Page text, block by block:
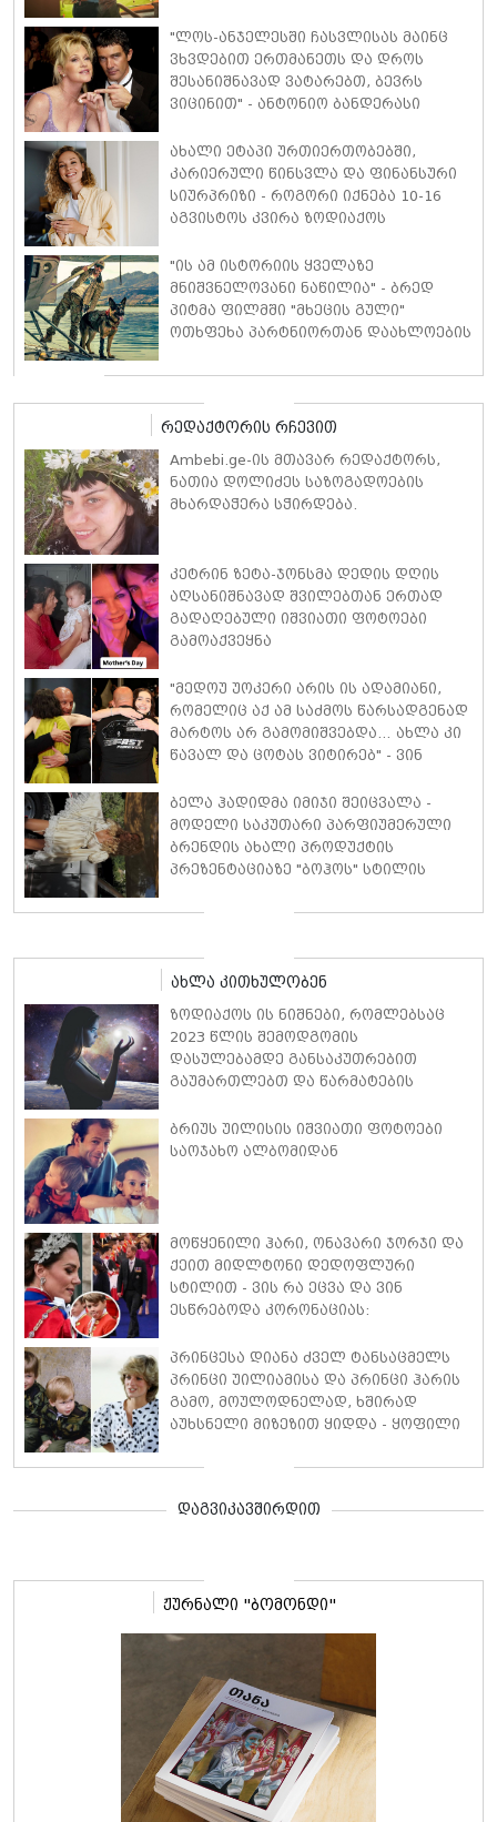
"ლოს-ანჯელესში ჩასვლისას მაინც
ვხვდებით ერთმანეთს და დროს
შესანიშნავად ვატარებთ, ბევრს
ვიცინით" - ანტონიო ბანდერასი
წლის შემდეგაც ის და მელანი
გრიფიტი საუკეთესო მეგობრებად
რჩებიან
ახალი ეტაპი ურთიერთობებში,
კარიერული წინსვლა და ფინანსური
სიურპრიზი - როგორი იქნება 10-16
აგვისტოს კვირა ზოდიაქოს
"ის ამ ისტორიის ყველაზე
მნიშვნელოვანი ნაწილია" - ბრედ
პიტმა ფილმში "მხეცის გული"
ოთხფეხა პარტნიორთან დაახლოების
ისაუბრა
რედაქტორის რჩევით
Ambebi.ge-ის მთავარ რედაქტორს,
ნათია დოლიძეს საზოგადოების
მხარდაჭერა სჭირდება.
კეტრინ ზეტა-ჯონსმა დედის დღის
აღსანიშნავად შვილებთან ერთად
გადაღებული იშვიათი ფოტოები
გამოაქვეყნა
"მედოუ უოკერი არის ის ადამიანი,
რომელიც აქ ამ საძმოს წარსადგენად
მარტოს არ გამომიშვებდა… ახლა კი
წავალ და ცოტას ვიტირებ" - ვინ
პოლ უოკერის ქალიშვილს ემოციური
სიტყვებით მიმართავს
ბელა ჰადიდმა იმიჯი შეიცვალა -
მოდელი საკუთარი პარფიუმერული
ბრენდის ახალი პროდუქტის
პრეზენტაციაზე "ბოჰოს" სტილის
მინიკაბით გამოჩნდა
ახლა კითხულობენ
ზოდიაქოს ის ნიშნები, რომლებსაც
2023 წლის შემოდგომის
დასულებამდე განსაკუთრებით
გაუმართლებთ და წარმატების
ასახელებენ
ბრიუს უილისის იშვიათი ფოტოები
საოჯახო ალბომიდან
მოწყენილი ჰარი, ონავარი ჯორჯი და
ქეით მიდლტონი დედოფლური
სტილით - ვის რა ეცვა და ვინ
ესწრებოდა კორონაციას:
(ფოტოები)
პრინცესა დიანა ძველ ტანსაცმელს
პრინცი უილიამისა და პრინცი ჰარის
გამო, მოულოდნელად, ხშირად
აუხსნელი მიზეზით ყიდდა - ყოფილი
საკუთარ წიგნში საუბრობს
დაგვიკავშირდით
ჟურნალი "ბომონდი"